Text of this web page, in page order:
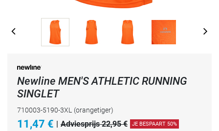
Newline MEN'S ATHLETIC RUNNING
SINGLET
710003-5190-3XL (orangetiger)
11,47 € | Adviesprijs 22,95 € JE BESPAART 50%